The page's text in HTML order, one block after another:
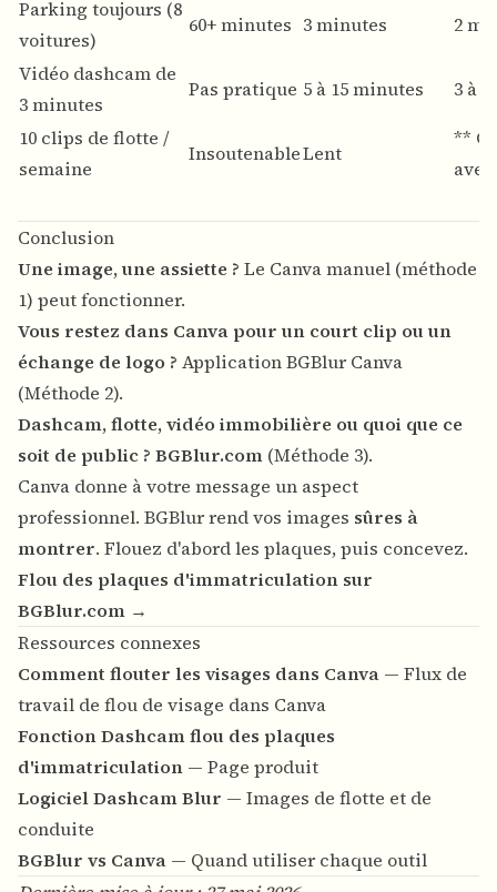
Parking toujours (8
voitures)
60+ minutes 3 minutes
2
Vidéo dashcam de
3 minutes
Pas pratique 5 à 15 minutes
3 à
10 clips de flotte /
semaine
InsoutenableLent
**
Conclusion
Une image, une assiette ? Le Canva manuel (méthode
1) peut fonctionner.
Vous restez dans Canva pour un court clip ou un
échange de logo ? Application BGBlur Canva
(Méthode 2).
Dashcam, flotte, vidéo immobilière ou quoi que ce
soit de public ? BGBlur.com (Méthode 3).
Canva donne à votre message un aspect
professionnel. BGBlur rend vos images sûres à
montrer. Flouez d'abord les plaques, puis concevez.
Flou des plaques d'immatriculation sur
BGBlur.com →
Ressources connexes
Comment flouter les visages dans Canva — Flux de
travail de flou de visage dans Canva
Fonction Dashcam flou des plaques
d'immatriculation — Page produit
Logiciel Dashcam Blur — Images de flotte et de
conduite
BGBlur vs Canva — Quand utiliser chaque outil